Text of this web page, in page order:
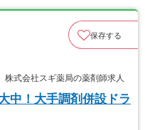
保存する
式会社スギ薬局の薬剤師求人
中！大手調剤併設ドラ